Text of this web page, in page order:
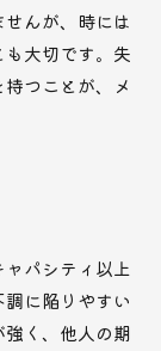
んが、時には
も大切です。失
つことが、メ
パシティ以上
に陥りやすい
く、他人の期